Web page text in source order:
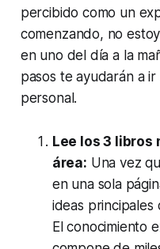
percibido como un
comenzando, no
en uno del día a la
pasos te ayudarán a
personal.
Lee los 3 libros
área: Una vez
en una sola
ideas principales
El conocimiento